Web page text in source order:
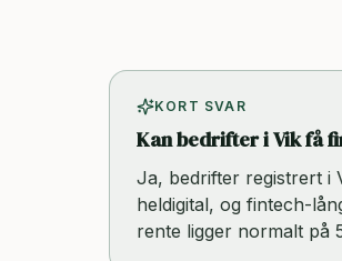
KORT SVAR
Kan bedrifter i Vik få
Ja, bedrifter registrert i
heldigital, og fintech-
rente ligger normalt på